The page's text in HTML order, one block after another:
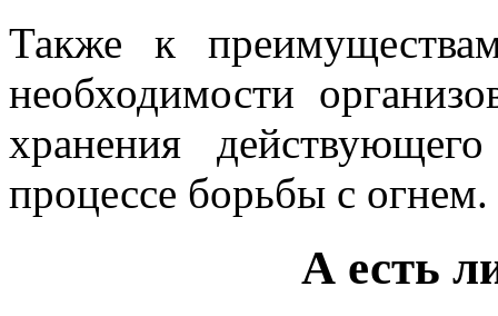
Также к
необходимости
хранения
процессе борьбы с огнем.
А есть